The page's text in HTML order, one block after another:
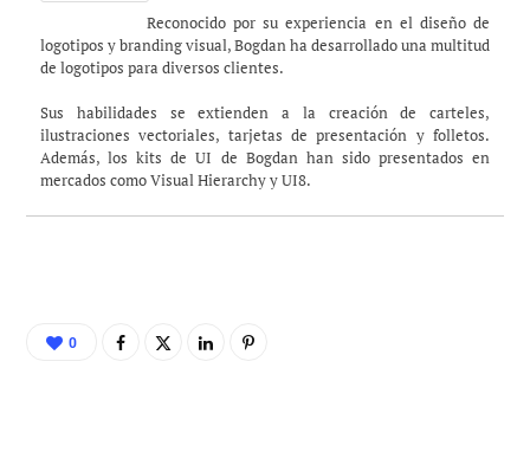
Reconocido por su experiencia en el diseño de
logotipos y branding visual, Bogdan ha desarrollado una multitud
de logotipos para diversos clientes.
Sus habilidades se extienden a la creación de carteles,
ilustraciones vectoriales, tarjetas de presentación y folletos.
Además, los kits de UI de Bogdan han sido presentados en
mercados como Visual Hierarchy y UI8.
0